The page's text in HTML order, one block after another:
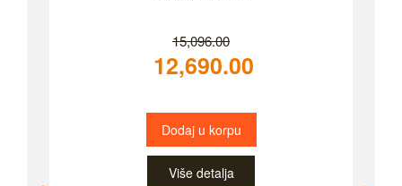
15,096.00
12,690.00
Dodaj u korpu
Više detalja